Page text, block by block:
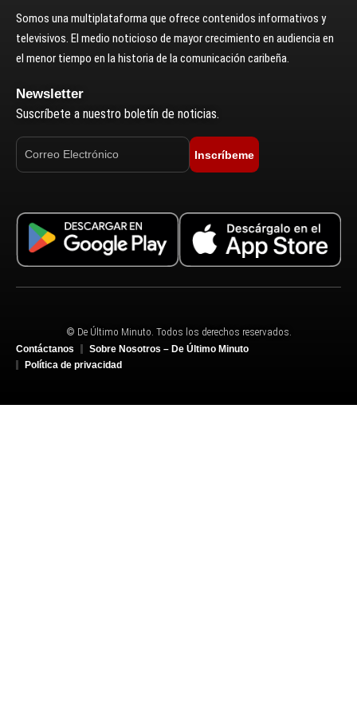
Somos una multiplataforma que ofrece contenidos informativos y
televisivos. El medio noticioso de mayor crecimiento en audiencia en
el menor tiempo en la historia de la comunicación caribeña.
Newsletter
Suscríbete a nuestro boletín de noticias.
Inscríbeme
© De Último Minuto. Todos los derechos reservados.
Contáctanos
Sobre Nosotros – De Último Minuto
Política de privacidad